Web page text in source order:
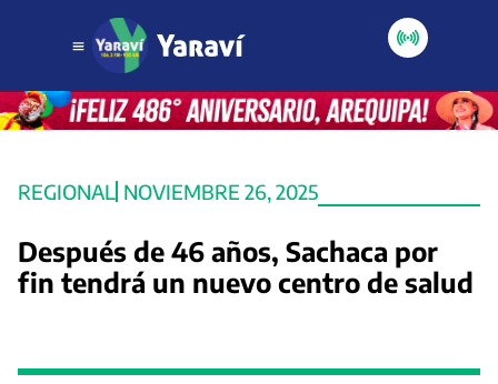
REGIONAL NOVIEMBRE 26, 2025
Después de 46 años, Sachaca por
fin tendrá un nuevo centro de salud